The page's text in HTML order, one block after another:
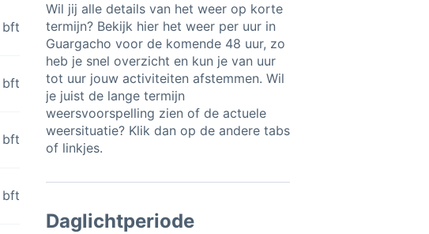
bft
bft
bft
bft
Wil jij alle details van het weer op korte
termijn? Bekijk hier het weer per uur in
Guargacho voor de komende 48 uur, zo
heb je snel overzicht en kun je van uur
tot uur jouw activiteiten afstemmen. Wil
je juist de lange termijn
weersvoorspelling zien of de actuele
weersituatie? Klik dan op de andere tabs
of linkjes.
Daglichtperiode